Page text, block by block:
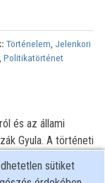
Történelem, Jelenkori
, Politikatörténet
és az állami
Gyula. A történeti
részletesen
sütiket